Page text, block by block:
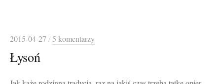
2015-04-27 /5 komentarzy
Łysoń